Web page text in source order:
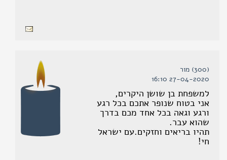
(300) מור
27-04-2020 16:10
למשפחת בן שושן היקרים,
אני בטוח שנופר אתכם בכל רגע
ורגע וגאה בכל אחד מכם בדרך
שהוא עבר.
תהיו בריאים וחזקים.עם ישראל
חי!